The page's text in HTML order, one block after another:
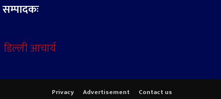
सम्पादकः
डिल्ली आचार्य
Privacy Advertisement Contact us